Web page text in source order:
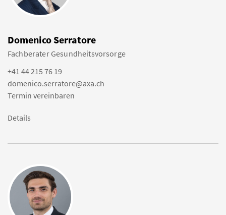
Domenico Serratore
Fachberater Gesundheitsvorsorge
+41 44 215 76 19
domenico.serratore@axa.ch
Termin vereinbaren
Details